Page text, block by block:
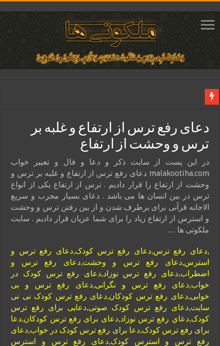
ختم آیات ۲ و ۳ سوره طلاق برای افزایش رزق و روزی | روش ختم، متن آیات و فضیلت
آیات قرآنی برای استجابت دعا و آسان شدن کارها و برآورده شدن حاجت
قویترین ذکر استجابت دعا و حاجت روایی | ذکر اسماء الحسنی برآورده شدن حاجت
دعای افزایش رزق و روزی و ثروتمند شدن | متن دعا و اذکار مجرب
دعای رفع ترس از ارتفاع و غلبه بر
ترس و وحشت از ارتفاع
در این پست از سایت ذکر و دعا و فال و تعبیر خواب
malakootiha.com دعای رفع ترس از ارتفاع و غلبه بر ترس و
وحشت از ارتفاع را قرار دادیم . ترس از ارتفاع یکی از انواع
ترس در بین انسان ها می باشد . دعای بسیار مجرب و سریع
الاجابه قرآنی برای برطرف شدن و از بین رفتن ترس و وحشت
و استرس از ارتفاع زیاد را برای شما عزیان قرار دادیم . سایت
ملکوتی ها …
,دعای رفع ترس,دعای رفع ترس کودک,دعای رفع ترس و
استرس,دعای رفع ترس و وحشت,دعای رفع ترس و
اضطراب,دعای رفع ترس نوزاد,دعای رفع ترس کودک در
خواب,دعای رفع ترس و نگرانی,دعای رفع ترس و بی
خوابی,دعای رفع ترس کودکان,دعای رفع ترس کودک نی نی
سایت,دعای رفع ترس کودک صوتی,دعایی برای رفع ترس
کودک,دعاي رفع ترس نوزاد,دعای برای رفع ترس کودکان,دعا
برای رفع ترس کودک,دعا برای رفع ترس کودک در خواب,دعای
رفع ترس و استرس کودک,دعای رفع ترس و استرس